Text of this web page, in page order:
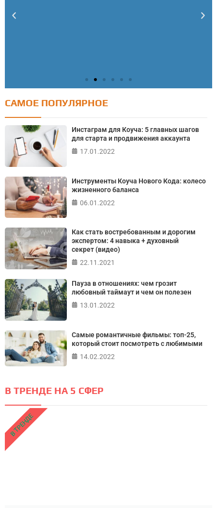
Тест: Как я контролирую свою жизнь?
Онлайн тест на основе шкалы локуса контроля
Джулиана Роттера
САМОЕ ПОПУЛЯРНОЕ
Инстаграм для Коуча: 5 главных шагов
для старта и продвижения аккаунта
17.01.2022
Инструменты Коуча Нового Кода: колесо
жизненного баланса
06.01.2022
Как стать востребованным и дорогим
экспертом: 4 навыка + духовный
секрет (видео)
22.11.2021
Пауза в отношениях: чем грозит
любовный таймаут и чем он полезен
13.01.2022
Самые романтичные фильмы: топ-25,
который стоит посмотреть с любимыми
14.02.2022
В ТРЕНДЕ НА 5 СФЕР
В ТРЕНДЕ